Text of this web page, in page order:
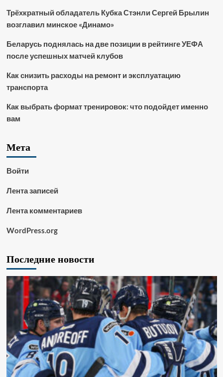
Трёхкратный обладатель Кубка Стэнли Сергей Брылин
возглавил минское «Динамо»
Беларусь поднялась на две позиции в рейтинге УЕФА
после успешных матчей клубов
Как снизить расходы на ремонт и эксплуатацию
транспорта
Как выбрать формат тренировок: что подойдет именно
вам
Мета
Войти
Лента записей
Лента комментариев
WordPress.org
Последние новости